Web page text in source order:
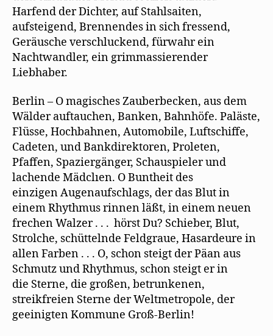
Harfend der Dichter, auf Stahlsaiten,
aufsteigend, Brennendes in sich fressend,
Geräusche verschluckend, fürwahr ein
Nachtwandler, ein grimmassierender
Liebhaber.
Berlin – O magisches Zauberbecken, aus dem
Wälder auftauchen, Banken, Bahnhöfe. Paläste,
Flüsse, Hochbahnen, Automobile, Luftschiffe,
Cadeten, und Bankdirektoren, Proleten,
Pfaffen, Spaziergänger, Schauspieler und
lachende Mädclıen. O Buntheit des
einzigen Augenaufschlags, der das Blut in
einem Rhythmus rinnen läßt, in einem neuen
frechen Walzer . . . hörst Du? Schieber, Blut,
Strolche, schüttelnde Feldgraue, Hasardeure in
allen Farben . . . O, schon steigt der Päan aus
Schmutz und Rhythmus, schon steigt er in
die Sterne, die großen, betrunkenen,
streikfreien Sterne der Weltmetropole, der
geeinigten Kommune Groß-Berlin!